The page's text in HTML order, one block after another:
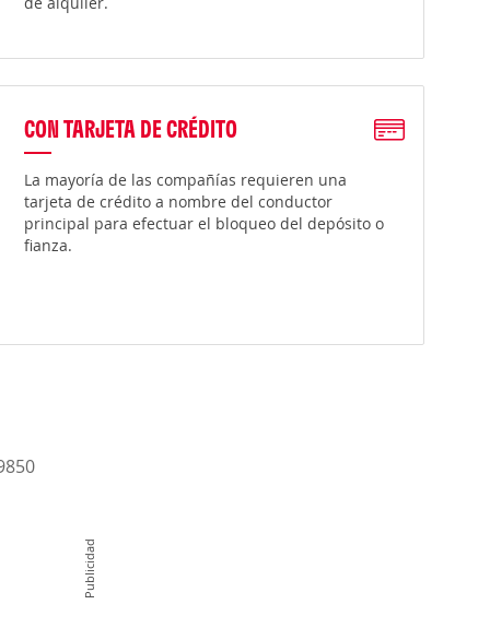
CON TARJETA DE CRÉDITO
La mayoría de las compañías requieren una
tarjeta de crédito a nombre del conductor
principal para efectuar el bloqueo del depósito o
fianza.
Publicidad